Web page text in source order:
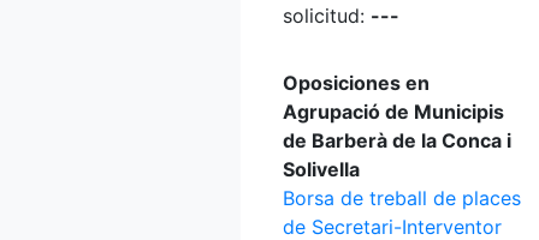
solicitud: ---
Oposiciones en
Agrupació de Municipis
de Barberà de la Conca i
Solivella
Borsa de treball de places
de Secretari-Interventor